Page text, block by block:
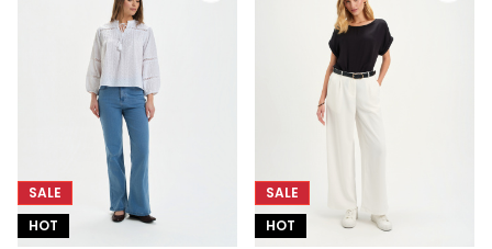
SALE
HOT
SALE
HOT